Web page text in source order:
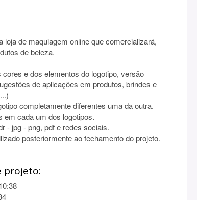
loja de maquiagem online que comercializará,
de beleza.
e dos elementos do logotipo, versão
de aplicações em produtos, brindes e
completamente diferentes uma da outra.
em cada um dos logotipos.
- jpg - png, pdf e redes sociais.
posteriormente ao fechamento do projeto.
projeto: